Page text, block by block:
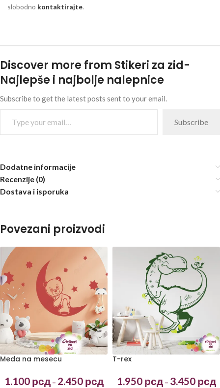
slobodno kontaktirajte.
Discover more from Stikeri za zid-
Najlepše i najbolje nalepnice
Subscribe to get the latest posts sent to your email.
Subscribe
Dodatne informacije
Recenzije (0)
Dostava i isporuka
Povezani proizvodi
Meda na mesecu
1.100 рсд – 2.450 рсд
T-rex
1.950 рсд – 3.450 рсд